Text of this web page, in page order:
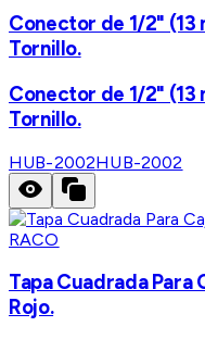
Conector de 1/2" (13
Tornillo.
Conector de 1/2" (13
Tornillo.
HUB-2002HUB-2002
RACO
Tapa Cuadrada Para
Rojo.